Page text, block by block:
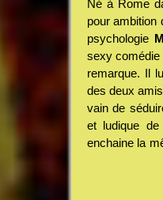
Né à Rome
pour ambition
psychologie
sexy comédie
remarque. Il
des deux
vain de
et ludique
enchaine la